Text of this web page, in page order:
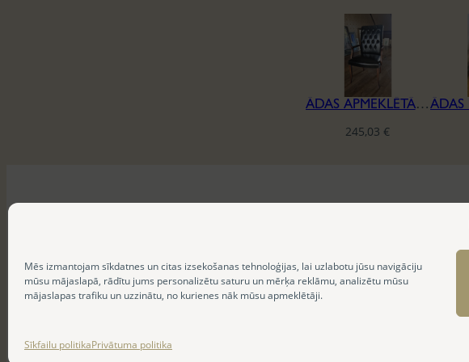
Mēs izmantojam sīkdatnes un citas izsekošanas tehnoloģijas, lai uzlabotu jūsu navigāciju
mūsu mājaslapā, rādītu jums personalizētu saturu un mērķa reklāmu, analizētu mūsu
mājaslapas trafiku un uzzinātu, no kurienes nāk mūsu apmeklētāji.
Sīkfailu politikaPrivātuma politika
ĀDAS APMEKLĒTĀJU KRĒSLS
245,03€